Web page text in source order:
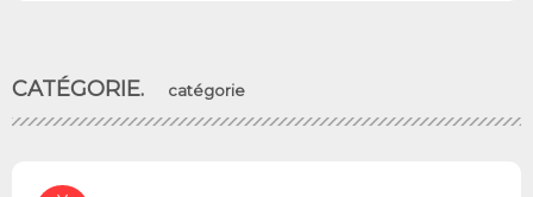
CATÉGORIE. catégorie